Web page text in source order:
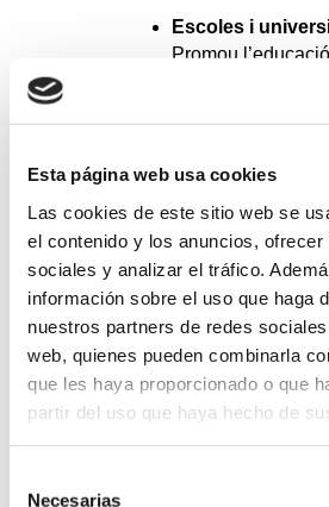
Esta página web usa cookies
Las cookies de este sitio web se
el contenido y los anuncios, ofrecer
sociales y analizar el tráfico.
información sobre el uso que haga
nuestros partners de redes
web, quienes pueden combinarla
que les haya proporcionado o que
partir del uso que haya hecho de
Necesarias
Escoles i
Promou
sostenibilitat
Millora la gestió
Fes el teu
més sostenible
GG10
Transforma els teus
abonament de qualitat i
canvi ecològic.